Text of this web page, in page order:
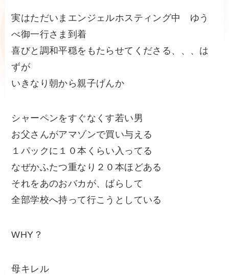
実はただいまエンジェルホスティング中 ゆう
べ御一行さ ま到着
喜びと調和平穏をもたらせてくださる、、、は
ずが
いきなり朝から親子げんか
シャーペンをすぐなくす若い男
お父さんがアマゾンで買い与える
１パックに１０本くらい入ってる
なぜかふたつ重なり２０本ほどある
それをあのおバカが、ばらして
全部学校へ持って行こうとしている
WHY？
母キレル